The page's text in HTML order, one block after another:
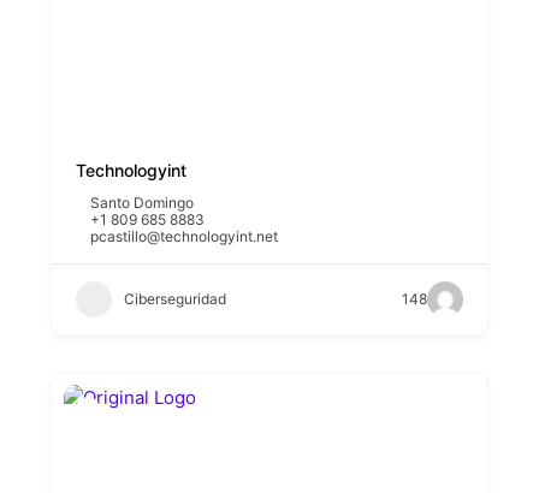
Technologyint
Santo Domingo
+1 809 685 8883
pcastillo@technologyint.net
Ciberseguridad 148